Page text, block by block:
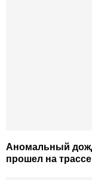
Аномальный
прошел на